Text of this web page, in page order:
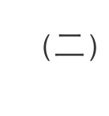
（二